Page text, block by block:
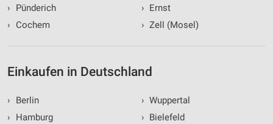
›
Pünderich
›
Cochem
› Ernst
› Zell (Mosel)
Einkaufen in Deutschland
›
Berlin
›
Hamburg
› Wuppertal
› Bielefeld
Nicht-IAB-Verarbeitungszwecke:
Werbung